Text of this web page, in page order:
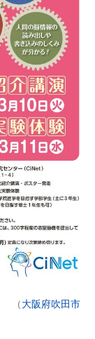
（大阪府吹田市